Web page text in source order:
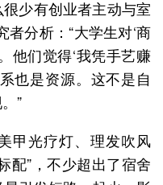
少有创业者主动与室
分析：“大学生对‘商
他们觉得‘我凭手艺赚
也是资源。这不是自
”
甲光疗灯、理发吹风
”，不少超出了宿舍